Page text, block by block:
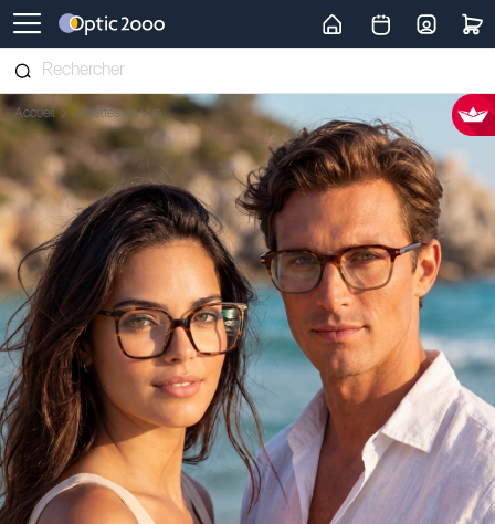
Retour vers la page d'accueil
Accueil Lunettes de vue